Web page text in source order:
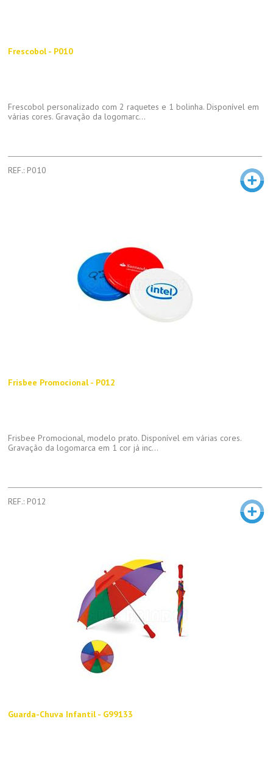
Frescobol - P010
Frescobol personalizado com 2 raquetes e 1 bolinha. Disponível em
várias cores. Gravação da logomarc...
REF.: P010
Frisbee Promocional - P012
Frisbee Promocional, modelo prato. Disponível em várias cores.
Gravação da logomarca em 1 cor já inc...
REF.: P012
Guarda-Chuva Infantil - G99133